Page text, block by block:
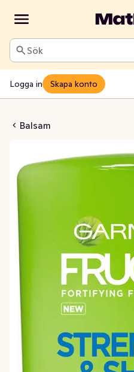
Sök
Logga in Skapa konto
Balsam
& Shine